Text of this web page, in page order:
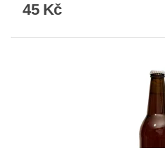
45 Kč